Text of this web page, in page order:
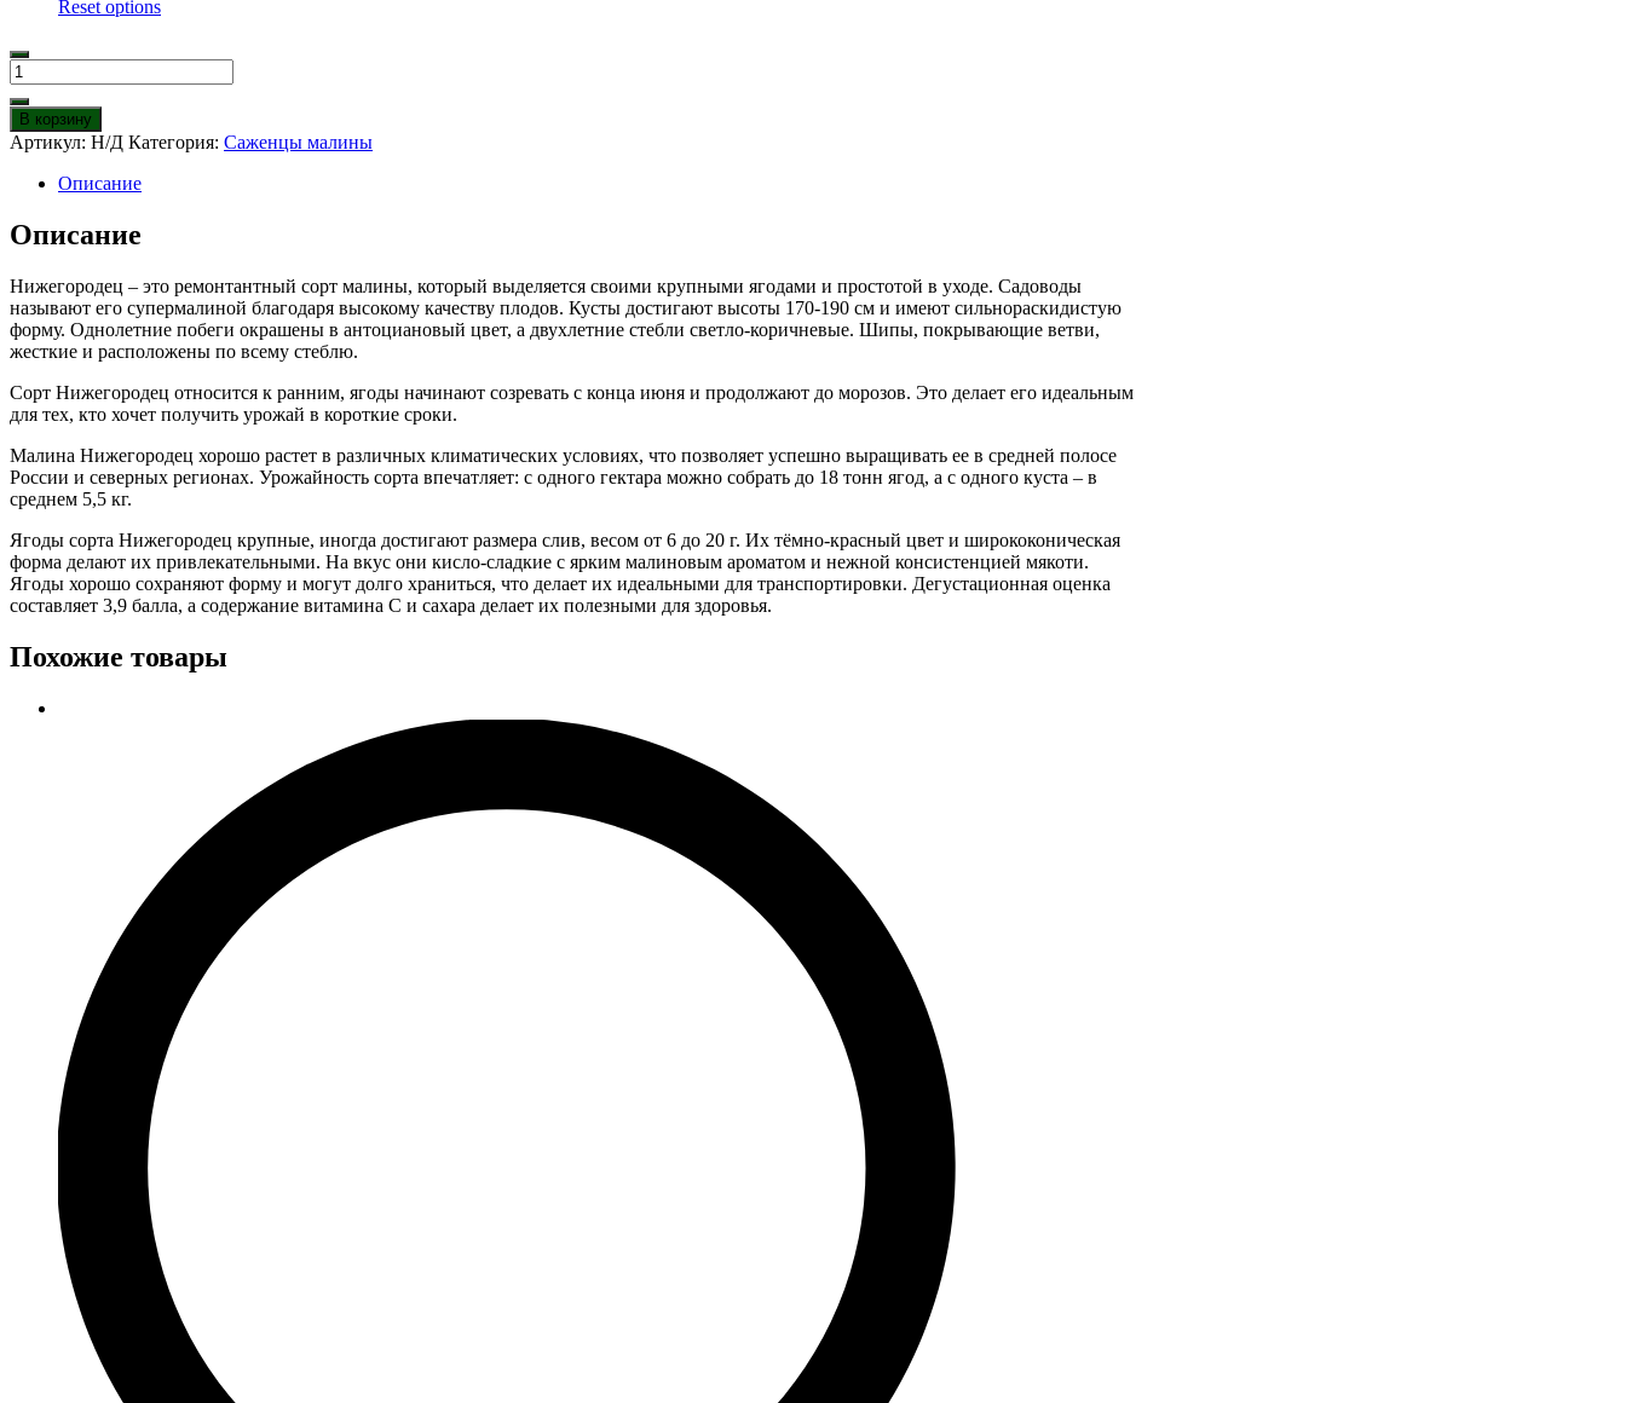
Reset options
Количество
товара
Малина
Нижегородец
В корзину
Артикул: Н/Д Категория: Саженцы малины
Описание
Описание
Нижегородец – это ремонтантный сорт малины, который выделяется своими крупными ягодами и простотой в уходе. Садоводы
называют его супермалиной благодаря высокому качеству плодов. Кусты достигают высоты 170-190 см и имеют сильнораскидистую
форму. Однолетние побеги окрашены в антоциановый цвет, а двухлетние стебли светло-коричневые. Шипы, покрывающие ветви,
жесткие и расположены по всему стеблю.
Сорт Нижегородец относится к ранним, ягоды начинают созревать с конца июня и продолжают до морозов. Это делает его идеальным
для тех, кто хочет получить урожай в короткие сроки.
Малина Нижегородец хорошо растет в различных климатических условиях, что позволяет успешно выращивать ее в средней полосе
России и северных регионах. Урожайность сорта впечатляет: с одного гектара можно собрать до 18 тонн ягод, а с одного куста – в
среднем 5,5 кг.
Ягоды сорта Нижегородец крупные, иногда достигают размера слив, весом от 6 до 20 г. Их тёмно-красный цвет и ширококоническая
форма делают их привлекательными. На вкус они кисло-сладкие с ярким малиновым ароматом и нежной консистенцией мякоти.
Ягоды хорошо сохраняют форму и могут долго храниться, что делает их идеальными для транспортировки. Дегустационная оценка
составляет 3,9 балла, а содержание витамина С и сахара делает их полезными для здоровья.
Похожие товары